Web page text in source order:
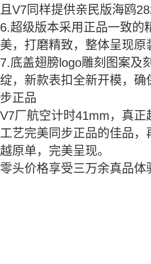
且V7同样提供亲民版海鸥
6.超级版本采用正品一致的
美，打磨精致，整体呈现原
7.底盖翅膀logo雕刻图案及
绽，新款表扣全新开模，确
步正品
V7厂航空计时41mm，真正
工艺完美同步正品的佳品
越原单，完美呈现。
零头价格享受三万余真品体